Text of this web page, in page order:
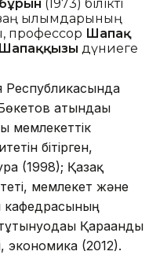
(1973) білікті
ғылымдарының
профессор Шапақ
дүниеге
Республикасында
атындағы
мемлекеттік
бітірген,
(1998); Қазақ
мемлекет және
кафедрасының
Қарағанды
экономика (2012).